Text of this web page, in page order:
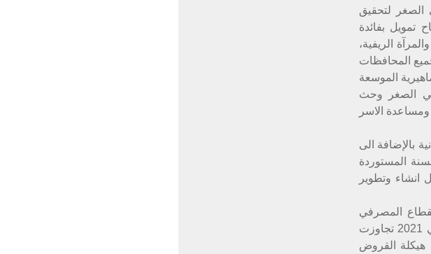
الصغر لتحقيق
تمويل بفائدة
الريفية،
المحافظات
الموسعة
الصغر وحث
الاسر
بالإضافة الى
المستوردة
انشاء وتطوير
المصرفي
واعادتهم للعمل والإنتاج، فقام البنك بأطلاق مبادرتين اسقاط وتسوية الديون المتعثرة في 2021 تجاوزت
هيكلة القروض